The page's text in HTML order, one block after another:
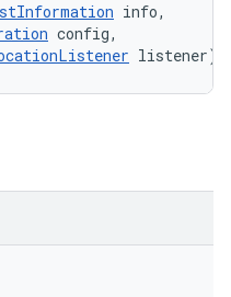
info,
config,
listener)